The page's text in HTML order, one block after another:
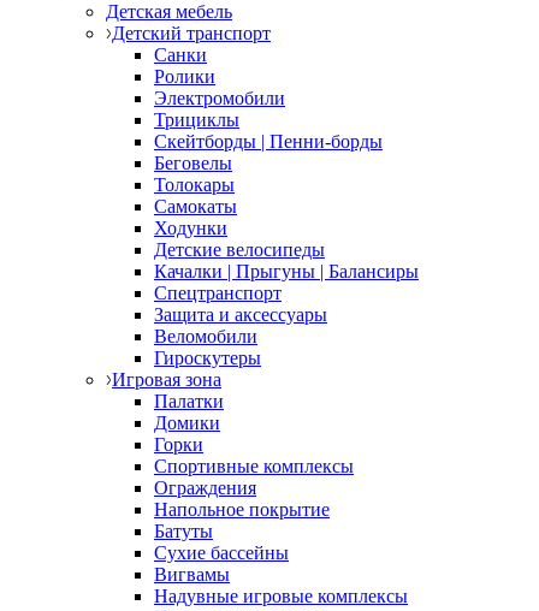
Детская мебель
Детский транспорт
Санки
Ролики
Электромобили
Трициклы
Скейтборды | Пенни-борды
Беговелы
Толокары
Самокаты
Ходунки
Детские велосипеды
Качалки | Прыгуны | Балансиры
Спецтранспорт
Защита и аксессуары
Веломобили
Гироскутеры
Игровая зона
Палатки
Домики
Горки
Спортивные комплексы
Ограждения
Напольное покрытие
Батуты
Сухие бассейны
Вигвамы
Надувные игровые комплексы